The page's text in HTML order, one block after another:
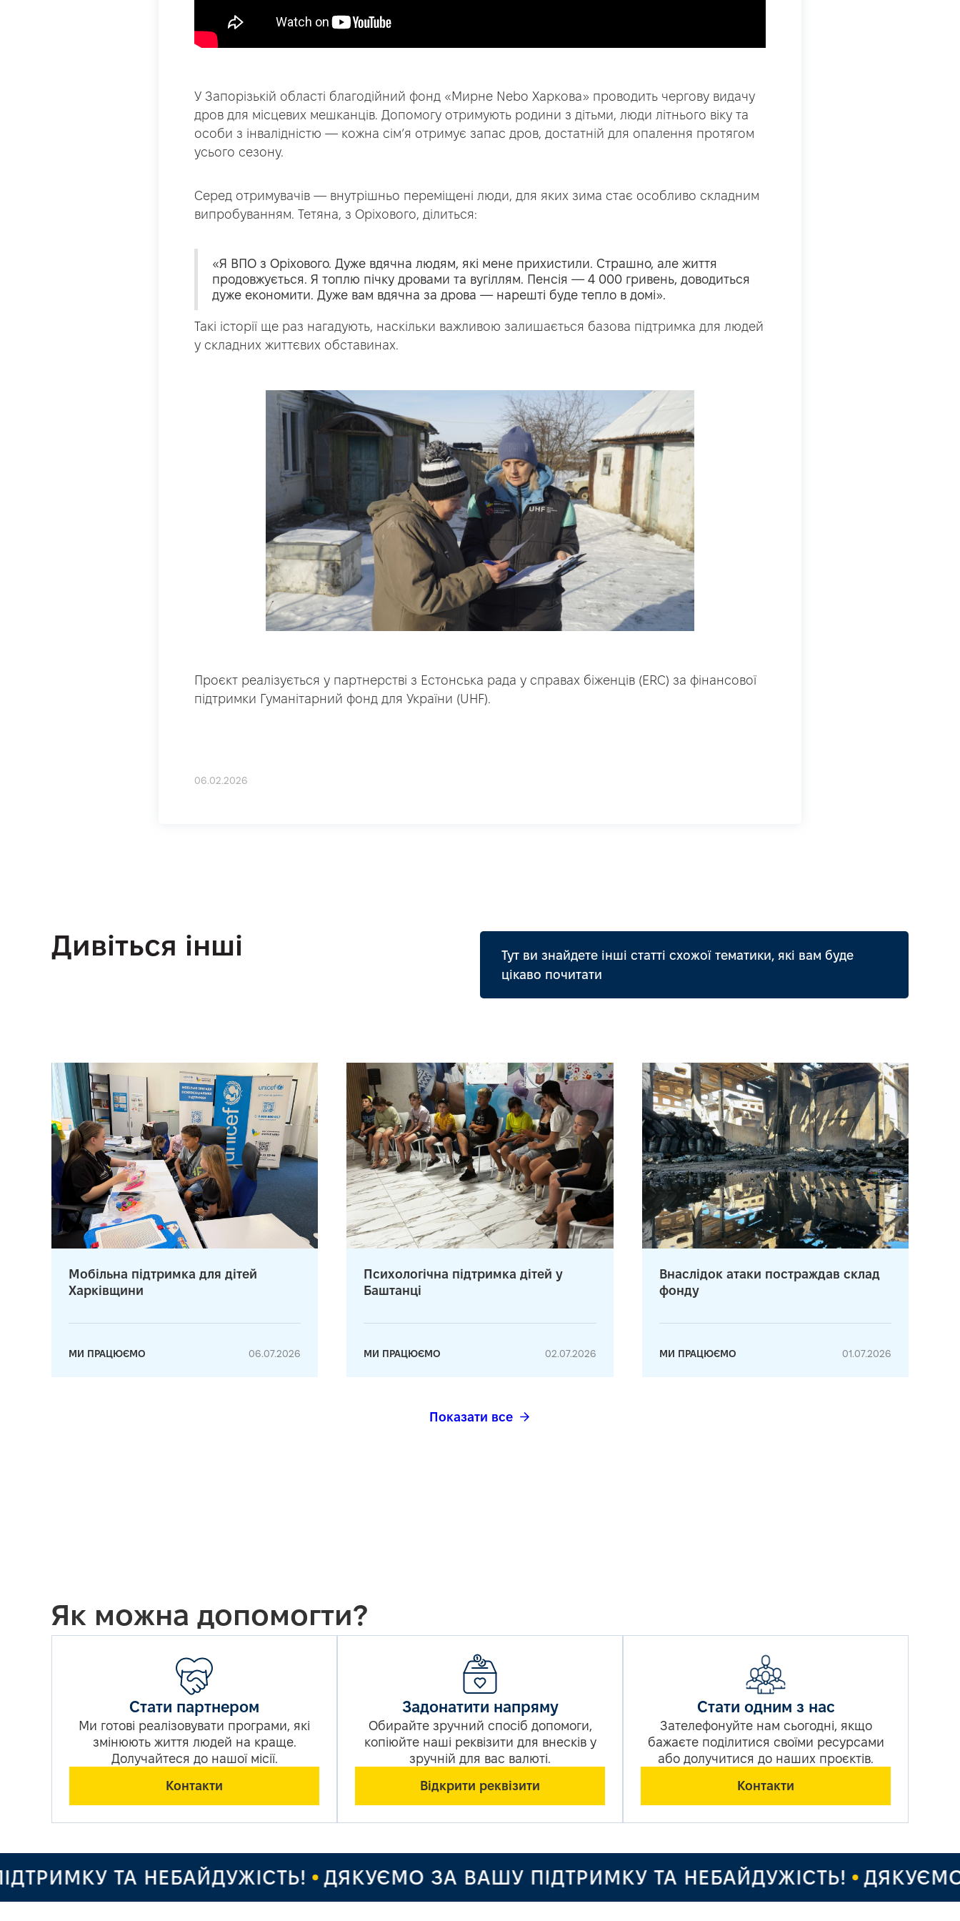
У Запорізькій області благодійний фонд «Мирне Nebo Харкова» проводить чергову видачу
дров для місцевих мешканців. Допомогу отримують родини з дітьми, люди літнього віку та
особи з інвалідністю — кожна сім’я отримує запас дров, достатній для опалення протягом
усього сезону.
Серед отримувачів — внутрішньо переміщені люди, для яких зима стає особливо складним
випробуванням. Тетяна, з Оріхового, ділиться:
«Я ВПО з Оріхового. Дуже вдячна людям, які мене прихистили. Страшно, але життя
продовжується. Я топлю пічку дровами та вугіллям. Пенсія — 4 000 гривень, доводиться
дуже економити. Дуже вам вдячна за дрова — нарешті буде тепло в домі».
Такі історії ще раз нагадують, наскільки важливою залишається базова підтримка для людей
у складних життєвих обставинах.
Проєкт реалізується у партнерстві з Естонська рада у справах біженців (ERC) за фінансової
підтримки Гуманітарний фонд для України (UHF).
06.02.2026
Дивіться інші
Тут ви знайдете інші статті схожої тематики, які вам буде
цікаво почитати
Мобільна підтримка для дітей
Харківщини
МИ ПРАЦЮЄМО 06.07.2026
Психологічна підтримка дітей у
Баштанці
МИ ПРАЦЮЄМО 02.07.2026
Внаслідок атаки постраждав склад
фонду
МИ ПРАЦЮЄМО 01.07.2026
Показати все
Як можна допомогти?
Стати партнером
Ми готові реалізовувати програми, які
змінюють життя людей на краще.
Долучайтеся до нашої місії.
Контакти
Задонатити напряму
Обирайте зручний спосіб допомоги,
копіюйте наші реквізити для внесків у
зручній для вас валюті.
Відкрити реквізити
Стати одним з нас
Зателефонуйте нам сьогодні, якщо
бажаєте поділитися своїми ресурсами
або долучитися до наших проєктів.
Контакти
ТА НЕБАЙДУЖІСТЬ! ДЯКУЄМО ЗА ВАШУ ПІДТРИМКУ ТА НЕБАЙДУЖІСТЬ! ДЯКУЄМО